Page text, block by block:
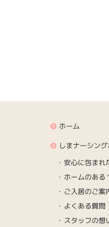
ホーム
しまナーシン
安心に包まれ
ホームのある
ご入居のご案
よくある質問
スタッフの想